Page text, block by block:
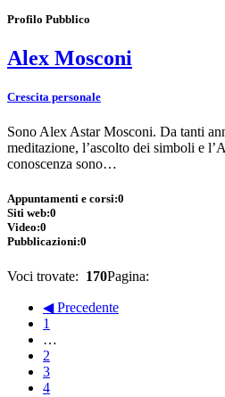
Profilo Pubblico
Alex Mosconi
Crescita personale
Sono Alex Astar Mosconi. Da tanti
meditazione, l’ascolto dei simboli e
conoscenza sono…
Appuntamenti e corsi:0
Siti web:0
Video:0
Pubblicazioni:0
Voci trovate: 170Pagina:
◀ Precedente
1
…
2
3
4